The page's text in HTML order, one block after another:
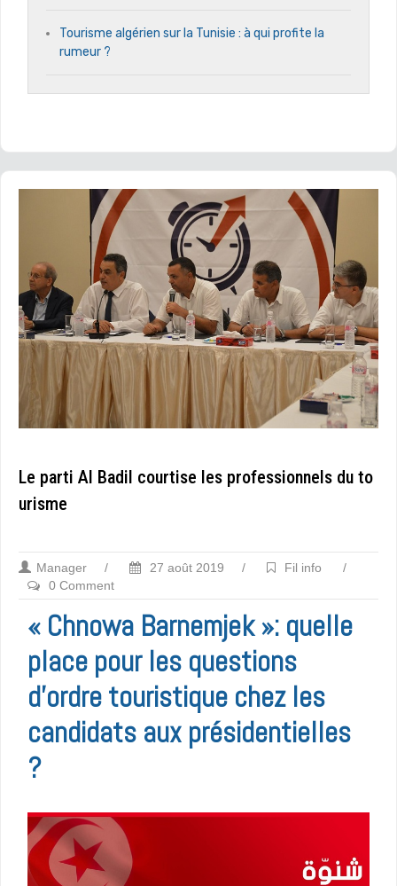
Tourisme algérien sur la Tunisie : à qui profite la
rumeur ?
Le parti Al Badil courtise les professionnels du to
urisme
Manager / 27 août 2019 / Fil info
/
0 Comment
« Chnowa Barnemjek »: quelle
place pour les questions
d’ordre touristique chez les
candidats aux présidentielles
?